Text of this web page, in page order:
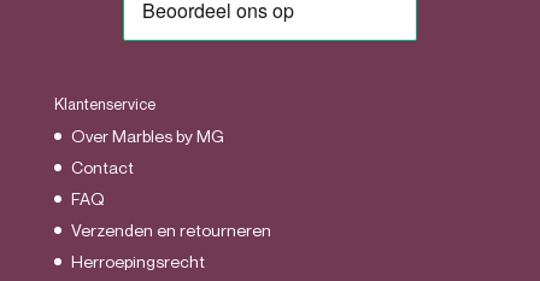
Klantenservice
Over Marbles by MG
Contact
FAQ
Verzenden en retourneren
Herroepingsrecht